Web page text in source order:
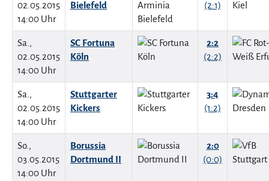
02.05.2015
14:00 Uhr
Bielefeld
(2:1)
Sa.,
02.05.2015
14:00 Uhr
SC Fortuna
Köln
2:2
(2:2)
Sa.,
02.05.2015
14:00 Uhr
Stuttgarter
Kickers
3:4
(1:2)
So.,
03.05.2015
14:00 Uhr
Borussia
Dortmund II
2:0
(0:0)